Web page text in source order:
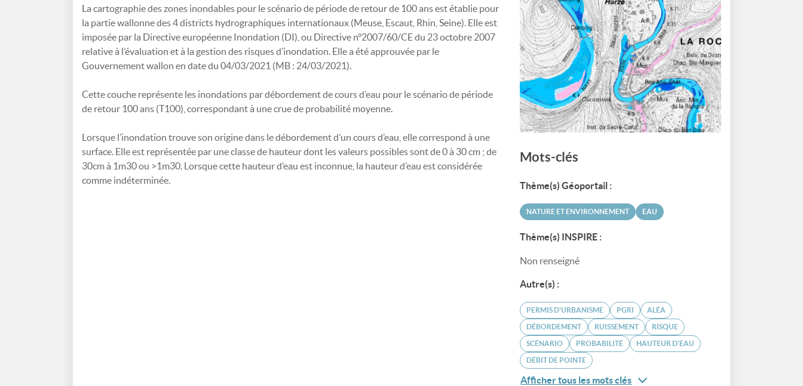
La cartographie des zones inondables pour le scénario de période de retour de 100 ans est établie pour
la partie wallonne des 4 districts hydrographiques internationaux (Meuse, Escaut, Rhin, Seine). Elle est
imposée par la Directive européenne Inondation (DI), ou Directive n°2007/60/CE du 23 octobre 2007
relative à l’évaluation et à la gestion des risques d’inondation. Elle a été approuvée par le
Gouvernement wallon en date du 04/03/2021 (MB : 24/03/2021).
Cette couche représente les inondations par débordement de cours d’eau pour le scénario de période
de retour 100 ans (T100), correspondant à une crue de probabilité moyenne.
Lorsque l’inondation trouve son origine dans le débordement d’un cours d’eau, elle correspond à une
surface. Elle est représentée par une classe de hauteur dont les valeurs possibles sont de 0 à 30 cm ; de
30cm à 1m30 ou >1m30. Lorsque cette hauteur d’eau est inconnue, la hauteur d’eau est considérée
comme indéterminée.
Mots-clés
Thème(s) Géoportail :
NATURE ET ENVIRONNEMENT EAU
Thème(s) INSPIRE :
Non renseigné
Autre(s) :
PERMIS D'URBANISME PGRI ALÉA
DÉBORDEMENT RUISSEMENT RISQUE
SCÉNARIO PROBABILITÉ HAUTEUR D'EAU
DÉBIT DE POINTE
Afficher tous les mots clés